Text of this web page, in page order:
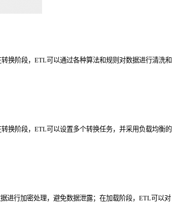
换阶段，ETL可以通过各种算法和规则对数据进行清洗和
换阶段，ETL可以设置多个转换任务，并采用负载均衡的
进行加密处理，避免数据泄露；在加载阶段，ETL可以对